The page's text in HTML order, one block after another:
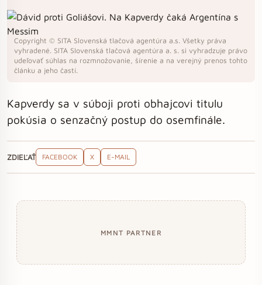
Copyright © SITA Slovenská tlačová agentúra a.s. Všetky práva
vyhradené. SITA Slovenská tlačová agentúra a. s. si vyhradzuje právo
udeľovať súhlas na rozmnožovanie, šírenie a na verejný prenos tohto
článku a jeho častí.
Kapverdy sa v súboji proti obhajcovi titulu
pokúsia o senzačný postup do osemfinále.
ZDIEĽAŤ FACEBOOK X E-MAIL
MMNT PARTNER